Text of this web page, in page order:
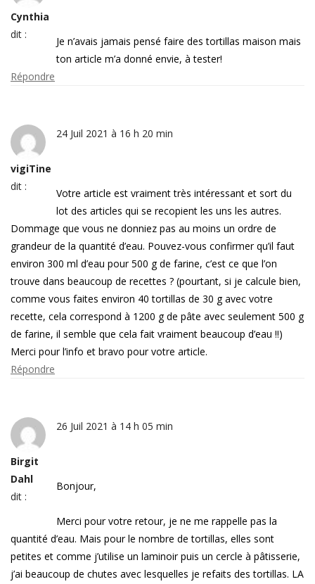
Cynthia
dit :
Je n’avais jamais pensé faire des tortillas maison mais
ton article m’a donné envie, à tester!
Répondre
vigiTine
dit :
24 Juil 2021 à 16 h 20 min
Votre article est vraiment très intéressant et sort du
lot des articles qui se recopient les uns les autres.
Dommage que vous ne donniez pas au moins un ordre de
grandeur de la quantité d’eau. Pouvez-vous confirmer qu’il faut
environ 300 ml d’eau pour 500 g de farine, c’est ce que l’on
trouve dans beaucoup de recettes ? (pourtant, si je calcule bien,
comme vous faites environ 40 tortillas de 30 g avec votre
recette, cela correspond à 1200 g de pâte avec seulement 500 g
de farine, il semble que cela fait vraiment beaucoup d’eau !!)
Merci pour l’info et bravo pour votre article.
Répondre
Birgit
Dahl
dit :
26 Juil 2021 à 14 h 05 min
Bonjour,
Merci pour votre retour, je ne me rappelle pas la
quantité d’eau. Mais pour le nombre de tortillas, elles sont
petites et comme j’utilise un laminoir puis un cercle à pâtisserie,
j’ai beaucoup de chutes avec lesquelles je refaits des tortillas. LA